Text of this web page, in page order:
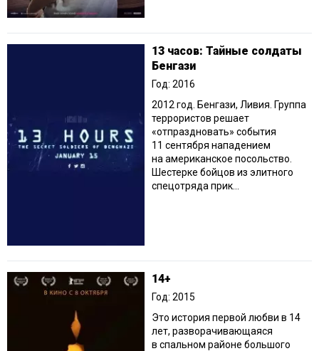
13 часов: Тайные солдаты
Бенгази
Год: 2016
2012 год. Бенгази, Ливия. Группа
террористов решает
«отпраздновать» события
11 сентября нападением
на американское посольство.
Шестерке бойцов из элитного
спецотряда прик...
14+
Год: 2015
Это история первой любви в 14
лет, разворачивающаяся
в спальном районе большого